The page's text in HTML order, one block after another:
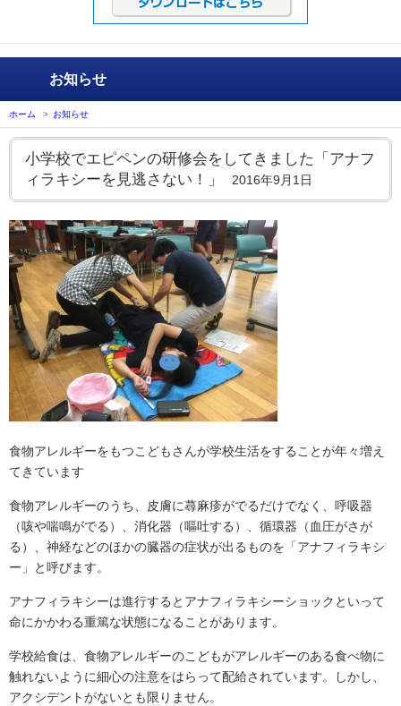
お知らせ
ホーム > お知らせ
小学校でエピペンの研修会をしてきました「アナフ
ィラキシーを見逃さない！」
2016年9月1日
食物アレルギーをもつこどもさんが学校生活をすることが年々増え
てきています
食物アレルギーのうち、皮膚に蕁麻疹がでるだけでなく、呼吸器
（咳や喘鳴がでる）、消化器（嘔吐する）、循環器（血圧がさが
る）、神経などのほかの臓器の症状が出るものを「アナフィラキシ
ー」と呼びます。
アナフィラキシーは進行するとアナフィラキシーショックといって
命にかかわる重篤な状態になることがあります。
学校給食は、食物アレルギーのこどもがアレルギーのある食べ物に
触れないように細心の注意をはらって配給されています。しかし、
アクシデントがないとも限りません。